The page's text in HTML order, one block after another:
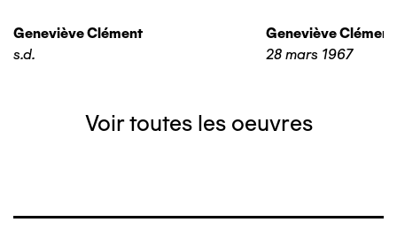
Geneviève Clément
s.d.
Geneviève Clément
28 mars 1967
Voir toutes les oeuvres